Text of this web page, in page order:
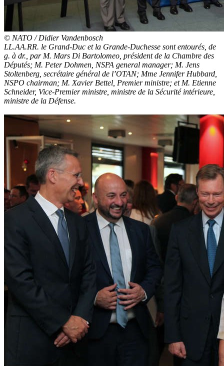
© NATO / Didier Vandenbosch
LL.AA.RR. le Grand-Duc et la Grande-Duchesse sont entourés, de
g. à dr., par M. Mars Di Bartolomeo, président de la Chambre des
Députés; M. Peter Dohmen, NSPA general manager; M. Jens
Stoltenberg, secrétaire général de l’OTAN; Mme Jennifer Hubbard,
NSPO chairman; M. Xavier Bettel, Premier ministre; et M. Etienne
Schneider, Vice-Premier ministre, ministre de la Sécurité intérieure,
ministre de la Défense.